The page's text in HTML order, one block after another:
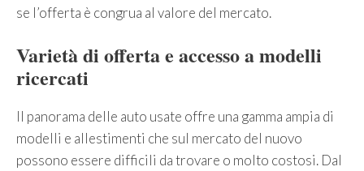
se l’offerta è congrua al valore del mercato.
Varietà di offerta e accesso a modelli
ricercati
Il panorama delle auto usate offre una gamma ampia di
modelli e allestimenti che sul mercato del nuovo
possono essere difficili da trovare o molto costosi. Dal